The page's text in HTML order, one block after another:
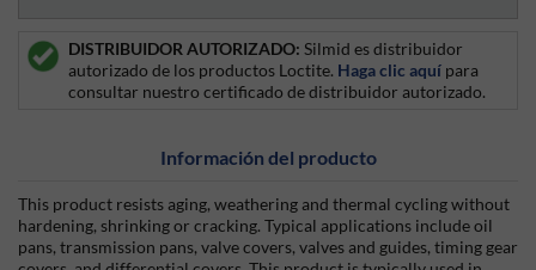
DISTRIBUIDOR AUTORIZADO: Silmid es distribuidor
autorizado de los productos Loctite. Haga clic aquí para
consultar nuestro certificado de distribuidor autorizado.
Información del producto
This product resists aging, weathering and thermal cycling without
hardening, shrinking or cracking. Typical applications include oil
pans, transmission pans, valve covers, valves and guides, timing gear